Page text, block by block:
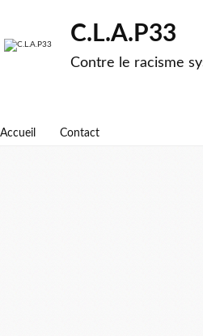
C.L.A.P33
Contre le racisme
Accueil Contact